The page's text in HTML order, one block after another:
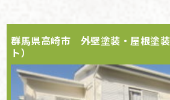
群馬県高崎市 外壁塗装・屋根塗
ト）